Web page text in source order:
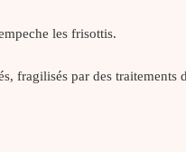
les frisottis.
par des traitements